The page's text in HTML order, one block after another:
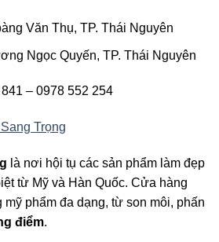
Văn Thụ, TP. Thái Nguyên
Ngọc Quyến, TP. Thái Nguyên
– 0978 552 254
Trọng
là nơi hội tụ các sản phẩm làm đẹp
từ Mỹ và Hàn Quốc. Cửa hàng
phẩm đa dạng, từ son môi, phấn
điểm.